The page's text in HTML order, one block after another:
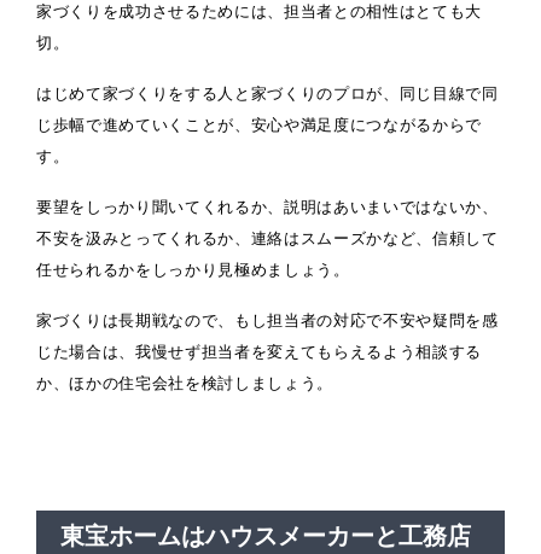
家づくりを成功させるためには、担当者との相性はとても大
切。
はじめて家づくりをする人と家づくりのプロが、同じ目線で同
じ歩幅で進めていくことが、安心や満足度につながるからで
す。
要望をしっかり聞いてくれるか、説明はあいまいではないか、
不安を汲みとってくれるか、連絡はスムーズかなど、信頼して
任せられるかをしっかり見極めましょう。
家づくりは長期戦なので、もし担当者の対応で不安や疑問を感
じた場合は、我慢せず担当者を変えてもらえるよう相談する
か、ほかの住宅会社を検討しましょう。
東宝ホームはハウスメーカーと工務店